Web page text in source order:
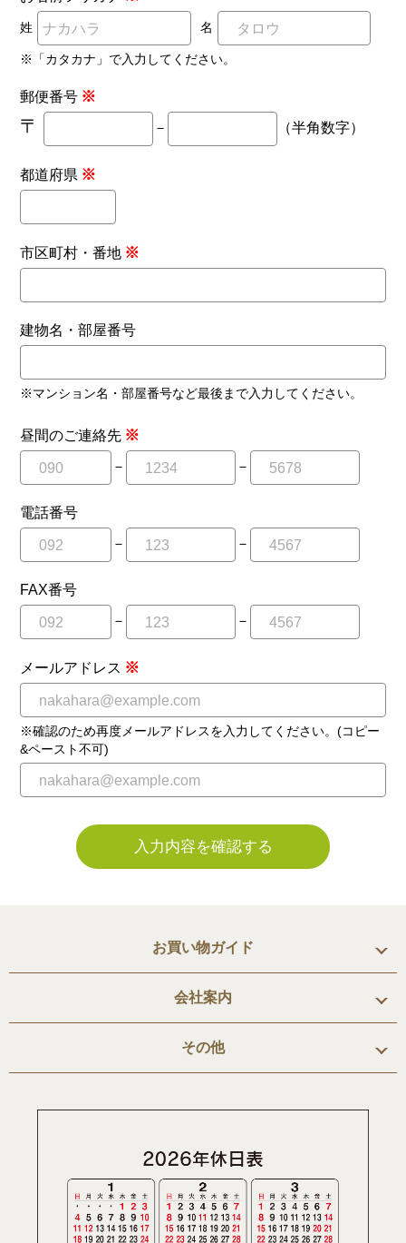
姓 名
※「カタカナ」で入力してください。
郵便番号 ※
〒 － （半角数字）
都道府県 ※
市区町村・番地 ※
建物名・部屋番号
※マンション名・部屋番号など最後まで入力してください。
昼間のご連絡先 ※
－ －
電話番号
－ －
FAX番号
－ －
メールアドレス ※
※確認のため再度メールアドレスを入力してください。(コピー
&ペースト不可)
入力内容を確認する
お買い物ガイド
会社案内
その他